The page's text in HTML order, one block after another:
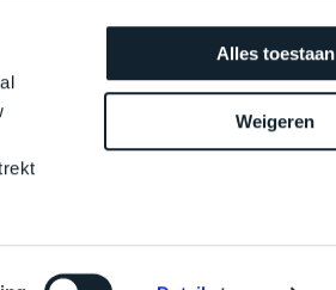
Alles toestaan
Weigeren